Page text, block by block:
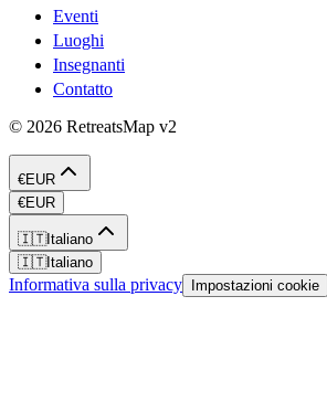
Eventi
Luoghi
Insegnanti
Contatto
© 2026 RetreatsMap v2
€EUR
€EUR
🇮🇹Italiano
🇮🇹Italiano
Informativa sulla privacy Impostazioni cookie